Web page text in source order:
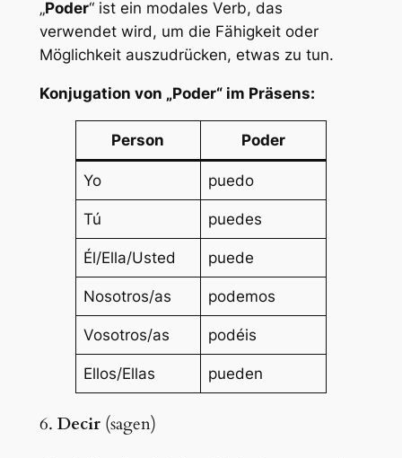
„Poder“ ist ein modales Verb, das
verwendet wird, um die Fähigkeit oder
Möglichkeit auszudrücken, etwas zu tun.
Konjugation von „Poder“ im Präsens:
Person Poder
Yo puedo
Tú puedes
Él/Ella/Usted puede
Nosotros/as podemos
Vosotros/as podéis
Ellos/Ellas pueden
6. Decir(sagen)